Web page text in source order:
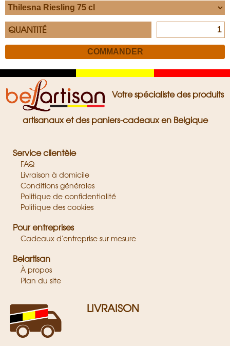
QUANTITÉ
Votre spécialiste des produits
artisanaux et des paniers-cadeaux en Belgique
Service clientèle
FAQ
Livraison à domicile
Conditions générales
Politique de confidentialité
Politique des cookies
Pour entreprises
Cadeaux d'entreprise sur mesure
Belartisan
À propos
Plan du site
LIVRAISON